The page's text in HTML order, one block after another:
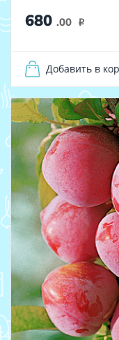
680 .00 i
Добавить в